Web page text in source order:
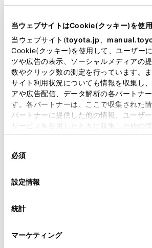
当ウェブサイトはCookie(クッキー)を使用
当ウェブサイト(toyota.jp
Cookie(クッキー)を使用して、ユーザー
ツや広告の表示、ソーシャルメディアの
数やクリック数の測定を行っています。
サイト利用状況についても情報を収集し
アや広告配信、データ解析の各パートナ
す。各パートナーは、ここで収集された
パートナーに提供した他の情報、ユーザ
サービスを使用したときに収集した他の
使用することがあります。当ウェブサイ
デバイスにすべてのCookie(クッキー)が保
意したことになります。Cookie(クッキ
設定の変更、同意を撤回したりするにあ
「Cookie（クッキー）情報の取り扱いに
必須
設定情報
統計
マーケティング
即時予約
施設情報・サービ